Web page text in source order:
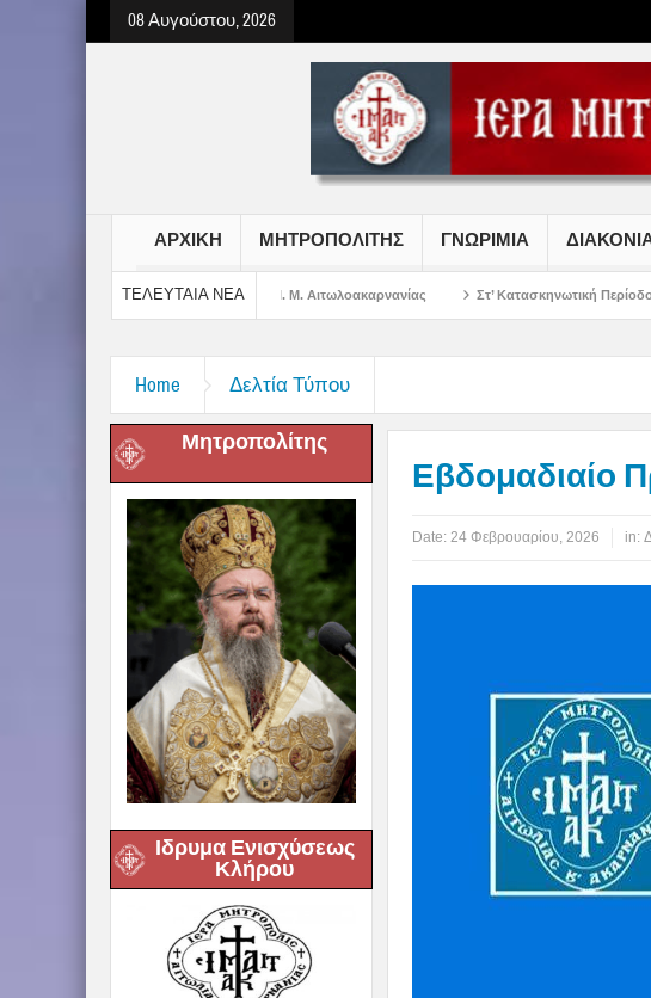
08 Αυγούστου, 2026
ΑΡΧΙΚΗ ΜΗΤΡΟΠΟΛΙΤΗΣ ΓΝΩΡΙΜΙΑ
ΤΕΛΕΥΤΑΙΑ ΝΕΑ
Χριστού στην Ι. Μ. Αιτωλοακαρνανίας Στ’ Κατασκηνωτική Περίοδος Κοριτσιών
Home Δελτία Τύπου
Μητροπολίτης
Ιδρυμα Ενισχύσεως
Κλήρου
Εβδομαδιαίο
Date: 24 Φεβρουαρίου, 2026 in: